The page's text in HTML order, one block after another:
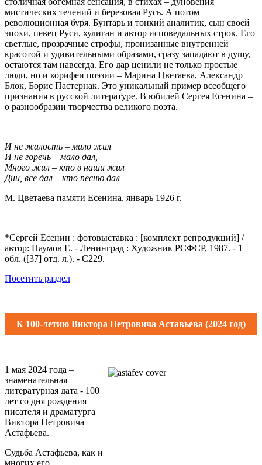
мистических течений и березовая Русь. А потом –
революционная буря. Бунтарь и тонкий аналитик, сын своей
эпохи, певец Руси, хулиган и автор исповедальных строк. Его
светлые, прозрачные строфы, пронизанные внутренней
красотой и удивительными образами, сразу западают в душу,
остаются там навсегда. Его дар ценили не только простые
люди, но и корифеи поэзии – Марина Цветаева, Александр
Блок, Борис Пастернак. Это уникальный пример всеобщего
признания в русской литературе. В юбилей Сергея Есенина –
о разнообразии творчества великого поэта.
И не жалость – мало жил
И не горечь – мало дал, –
Много жил – кто в наши жил
Дни, все дал – кто песню дал
М. Цветаева памяти Есенина, январь 1926 г.
*Сергей Есенин : фотовыставка : [комплект репродукций] /
автор: Наумов Е. - Ленинград : Художник РСФСР, 1987. - 1
обл. ([37] отд. л.). - С229.
Посетить раздел
К 100-летию Виктора Петровича Аставьева (2024 год)
1 мая 2024 года –
знаменательная
литературная дата - 100
лет со дня рождения
писателя и драматурга
Виктора Петровича
Астафьева.
Судьба Астафьева, как и
многих его